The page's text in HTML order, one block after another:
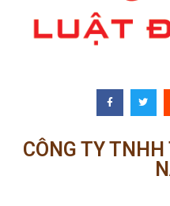
CÔNG TY